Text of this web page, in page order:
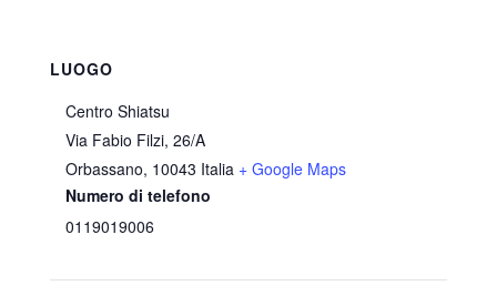
LUOGO
Centro Shiatsu
Via Fabio Filzi, 26/A
Orbassano, 10043 Italia + Google Maps
Numero di telefono
0119019006